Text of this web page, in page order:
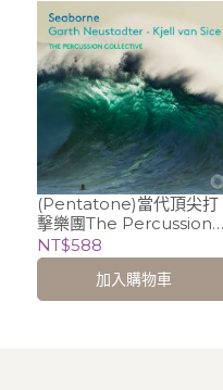
Beumer (人聲)
(Pentatone)當代頂尖打
擊樂團The Percussion
Collective (演奏) 海洋、
生命與人類情感的心靈探
NT$588
加入購物車